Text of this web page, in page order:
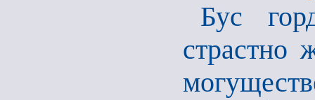
Бус
страстно